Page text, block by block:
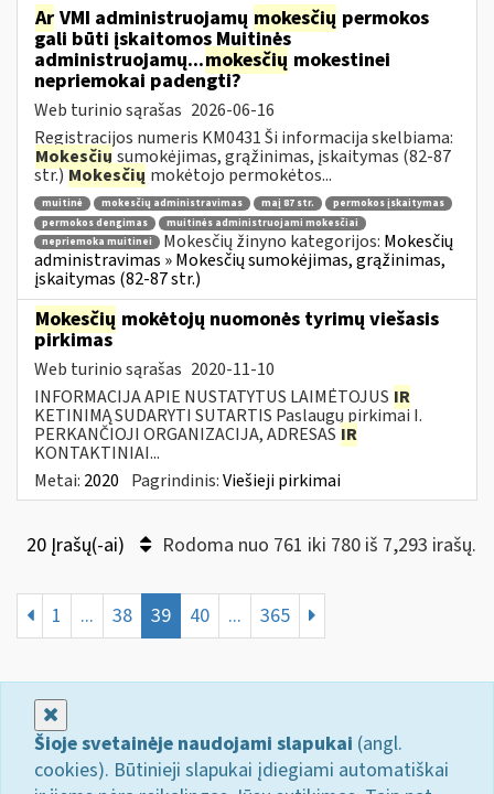
Ar VMI administruojamų mokesčių permokos
gali būti įskaitomos Muitinės
administruojamų...mokesčių mokestinei
nepriemokai padengti?
Web turinio sąrašas 2026-06-16
Registracijos numeris KM0431 Ši informacija skelbiama:
Mokesčių sumokėjimas, grąžinimas, įskaitymas (82-87
str.)Mokesčių mokėtojo permokėtos...
muitinė mokesčių administravimas maį 87 str.
permokos įskaitymas
permokos dengimas
muitinės administruojami mokesčiai
nepriemoka muitinei
Mokesčių žinyno kategorijos: Mokesčių
administravimas » Mokesčių sumokėjimas, grąžinimas,
įskaitymas (82-87 str.)
Mokesčių mokėtojų nuomonės tyrimų viešasis
pirkimas
Web turinio sąrašas 2020-11-10
INFORMACIJA APIE NUSTATYTUS LAIMĖTOJUS IR
KETINIMĄ SUDARYTI SUTARTIS Paslaugų pirkimai I.
PERKANČIOJI ORGANIZACIJA, ADRESAS IR
KONTAKTINIAI...
Metai: 2020 Pagrindinis:Viešieji pirkimai
20 Įrašų(-ai) Rodoma nuo 761 iki 780 iš 7,293 irašų.
1 ... 38 39 40 ... 365
Šioje svetainėje naudojami slapukai (angl.
cookies). Būtinieji slapukai įdiegiami automatiškai